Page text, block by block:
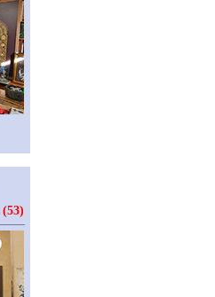
(53)